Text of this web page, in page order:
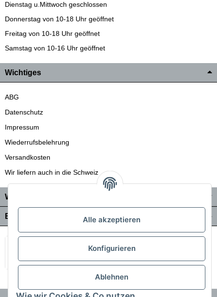
Dienstag u.Mittwoch geschlossen
Donnerstag von 10-18 Uhr geöffnet
Freitag von 10-18 Uhr geöffnet
Samstag von 10-16 Uhr geöffnet
Wichtiges
ABG
Datenschutz
Impressum
Wiederrufsbelehrung
Versandkosten
Wir liefern auch in die Schweiz
Wo Sie uns finden
Bezahlung & VersandAlle akzeptieren
Konfigurieren
Ablehnen